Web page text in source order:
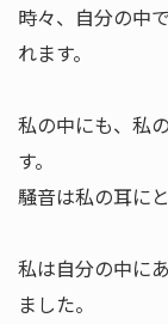
時々、自分の中
れます。
私の中にも、私
す。
騒音は私の耳に
私は自分の中に
ました。